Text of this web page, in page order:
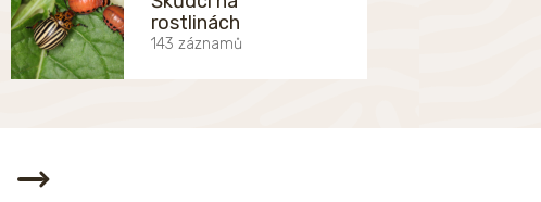
rostlinách
143 záznamů